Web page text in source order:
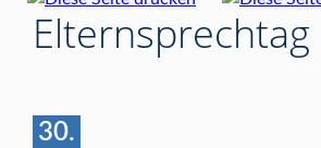
Elternsprechtag
30.